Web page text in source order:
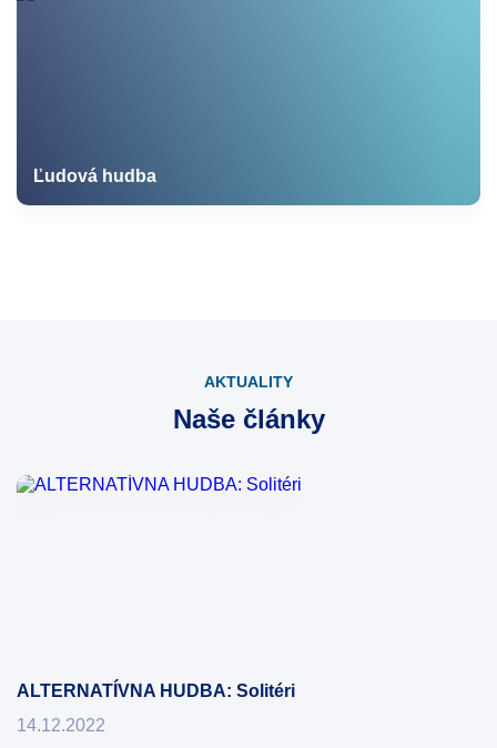
Ľudová hudba
AKTUALITY
Naše články
ALTERNATÍVNA HUDBA: Solitéri
14.12.2022